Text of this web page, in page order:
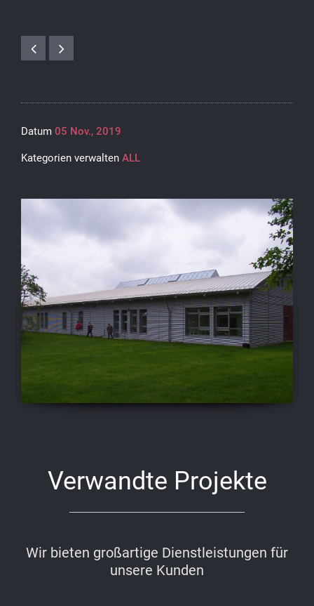
Datum 05 Nov., 2019
Kategorien verwalten ALL
Verwandte Projekte
Wir bieten großartige Dienstleistungen für
unsere Kunden